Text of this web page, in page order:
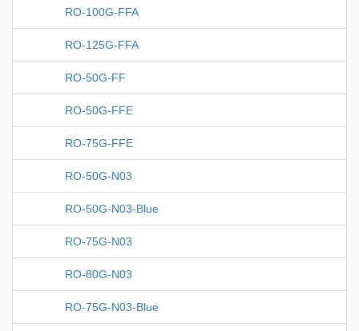
RO-100G-FFA
RO-125G-FFA
RO-50G-FF
RO-50G-FFE
RO-75G-FFE
RO-50G-N03
RO-50G-N03-Blue
RO-75G-N03
RO-80G-N03
RO-75G-N03-Blue